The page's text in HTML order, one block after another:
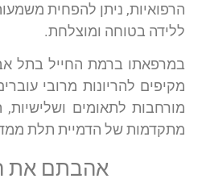
הרפואיות, ניתן להפחית
ללידה בטוחה ומוצלחת.
במרפאתו ברמת החייל בתל
מקיפים להריונות מרובי
מורחבות לתאומים ושלישיות,
מתקדמות של הדמיית תלת
אהבתם את